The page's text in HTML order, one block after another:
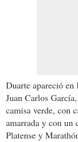
Duarte apareció
Juan Carlos
camisa verde, con
amarrada y con un
Platense y